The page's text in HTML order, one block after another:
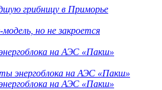
грибницу в Приморье
но не закроется
на АЭС «Пакш»
на АЭС «Пакш»